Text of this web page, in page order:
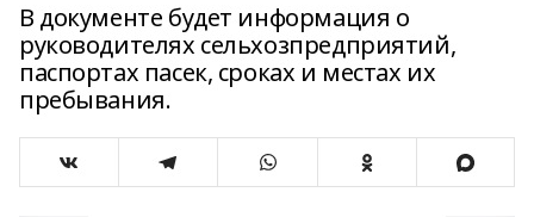
В документе будет информация о
руководителях сельхозпредприятий,
паспортах пасек, сроках и местах их
пребывания.